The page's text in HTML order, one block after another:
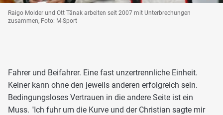
Raigo Molder und Ott Tänak arbeiten seit 2007 mit Unterbrechungen
zusammen, Foto: M-Sport
Fahrer und Beifahrer. Eine fast unzertrennliche Einheit.
Keiner kann ohne den jeweils anderen erfolgreich sein.
Bedingungsloses Vertrauen in die andere Seite ist ein
Muss. "Ich fuhr um die Kurve und der Christian sagte mir